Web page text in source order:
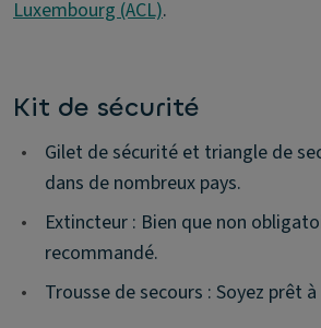
Luxembourg (ACL).
Kit de sécurité
•
Gilet de sécurité et triangle de
dans de nombreux pays.
•
Extincteur : Bien que non
recommandé.
•
Trousse de secours : Soyez prêt